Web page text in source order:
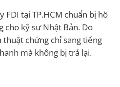
FDI tại TP.HCM chuẩn bị hồ
cho kỹ sư Nhật Bản. Do
chứng chỉ sang tiếng
mà không bị trả lại.